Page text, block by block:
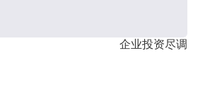
企业投资尽调